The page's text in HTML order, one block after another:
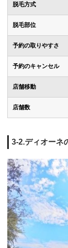
脱毛方式
脱毛部位
予約の取りやすさ
予約のキャンセル
店舗移動
店舗数
3-2.ディオーネ